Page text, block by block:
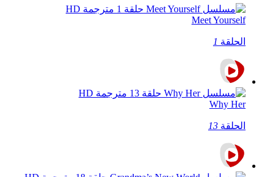
Meet Yourself
الحلقة 1
Why Her
الحلقة 13